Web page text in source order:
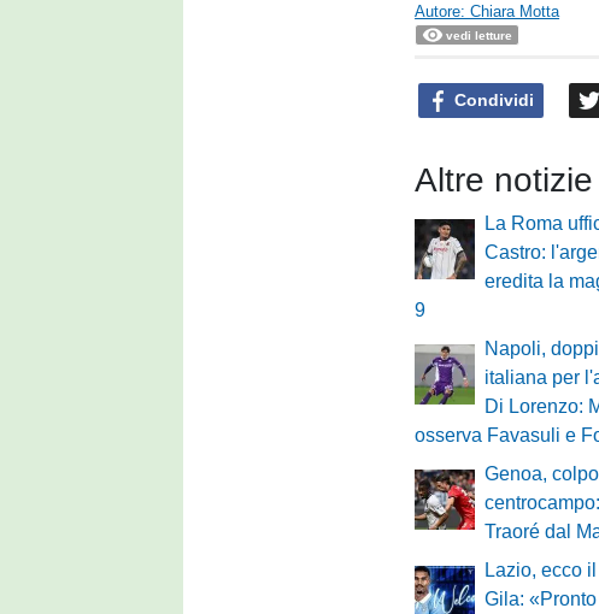
Autore: Chiara Motta
vedi letture
Condividi
Altre
La Roma
Castro:
eredita la
9
Napoli,
italiana per
Di Lorenzo:
osserva Favasuli e
Genoa,
Traoré dal
Lazio, ecco
Gila: «Pronto